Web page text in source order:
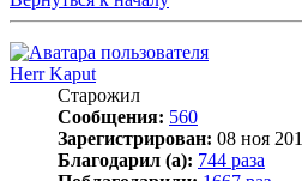
Herr Kaput
Старожил
Сообщения: 560
Зарегистрирован: 08 ноя
Благодарил (а): 744 раза